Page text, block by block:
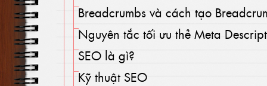
Breadcrumbs và cách tạo
Nguyên tắc tối ưu thẻ Meta
SEO là gì?
Kỹ thuật SEO